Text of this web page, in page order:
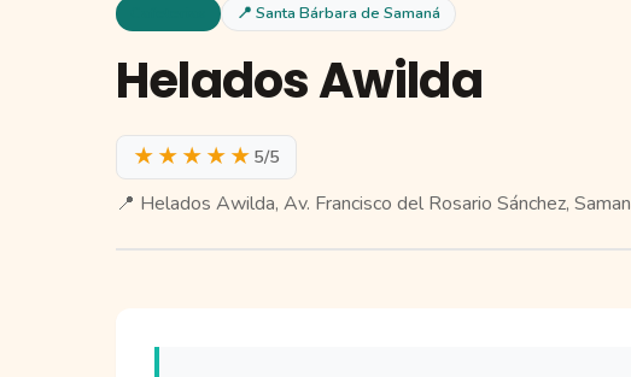
📍 Santa Bárbara de Samaná
Helados Awilda
★★★★★ 5/5
📍 Helados Awilda, Av. Francisco del Rosario Sánchez,